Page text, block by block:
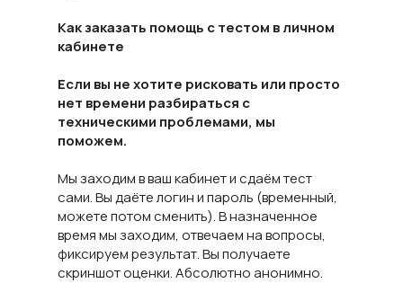
Как заказать помощь с тестом в личном
кабинете
Если вы не хотите рисковать или просто
нет времени разбираться с
техническими проблемами, мы
поможем.
Мы заходим в ваш кабинет и сдаём тест
сами. Вы даёте логин и пароль (временный,
можете потом сменить). В назначенное
время мы заходим, отвечаем на вопросы,
фиксируем результат. Вы получаете
скриншот оценки. Абсолютно анонимно.